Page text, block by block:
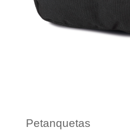
Petanquetas